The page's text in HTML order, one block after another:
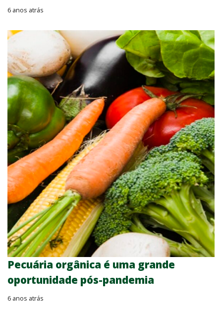
6 anos atrás
Pecuária orgânica é uma grande
oportunidade pós-pandemia
6 anos atrás